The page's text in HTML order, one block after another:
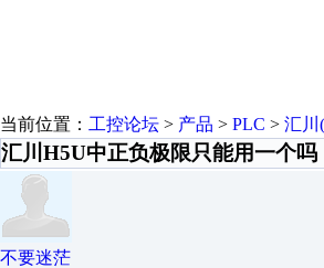
当前位置： 工控论坛 > 产品 > PLC > 汇川
汇川H5U中正负极限只能用一个吗
不要迷茫